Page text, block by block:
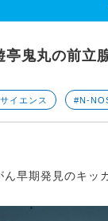
鬼丸の前立
イエンス #N-
ん早期発見のキ